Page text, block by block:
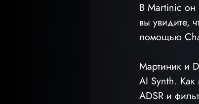
В Martinic он
вы увидите,
помощью
Мартиник и
AI Synth. Как
ADSR и